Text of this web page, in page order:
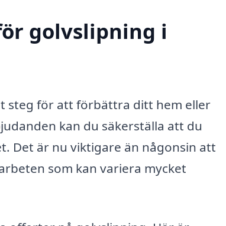
golvslipning i
steg för att förbättra ditt hem eller
kan du säkerställa att du
Det är nu viktigare än någonsin att
som kan variera mycket